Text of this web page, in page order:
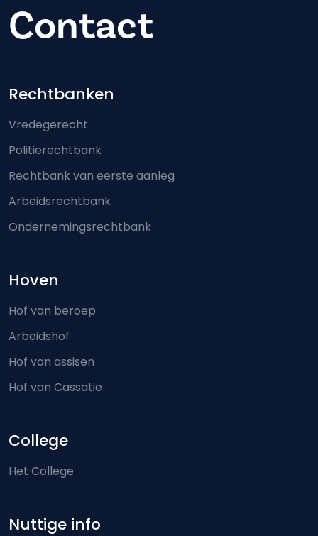
Contact
Footer-menu
Rechtbanken
Vredegerecht
Politierechtbank
Rechtbank van eerste aanleg
Arbeidsrechtbank
Ondernemingsrechtbank
Hoven
Hof van beroep
Arbeidshof
Hof van assisen
Hof van Cassatie
College
Het College
Nuttige info